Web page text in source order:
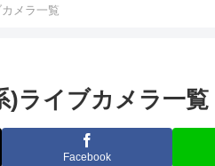
メラ一覧
)ライブカメラ一覧
Facebook